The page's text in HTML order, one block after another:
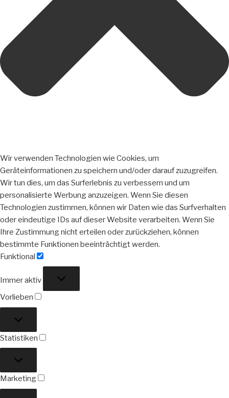
Wir verwenden Technologien wie Cookies, um
Geräteinformationen zu speichern und/oder darauf zuzugreifen.
Wir tun dies, um das Surferlebnis zu verbessern und um
personalisierte Werbung anzuzeigen. Wenn Sie diesen
Technologien zustimmen, können wir Daten wie das Surfverhalten
oder eindeutige IDs auf dieser Website verarbeiten. Wenn Sie
Ihre Zustimmung nicht erteilen oder zurückziehen, können
bestimmte Funktionen beeinträchtigt werden.
Funktional
Immer aktiv
Vorlieben
Statistiken
Marketing